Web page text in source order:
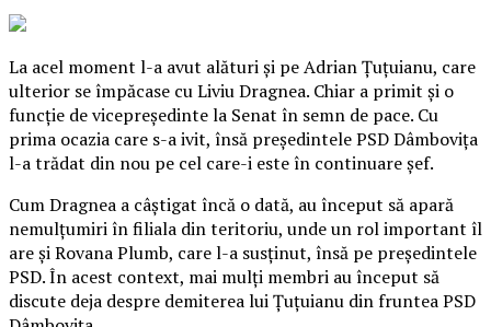
La acel moment l-a avut alături şi pe Adrian Țuţuianu, care
ulterior se împăcase cu Liviu Dragnea. Chiar a primit şi o
funcţie de vicepreşedinte la Senat în semn de pace. Cu
prima ocazia care s-a ivit, însă preşedintele PSD Dâmboviţa
l-a trădat din nou pe cel care-i este în continuare şef.
Cum Dragnea a câştigat încă o dată, au început să apară
nemulţumiri în filiala din teritoriu, unde un rol important îl
are şi Rovana Plumb, care l-a susţinut, însă pe preşedintele
PSD.În acest context, mai mulţi membri au început să
discute deja despre demiterea lui Țuţuianu din fruntea PSD